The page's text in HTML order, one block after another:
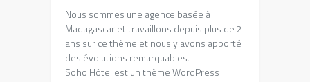
Nous sommes une agence basée à
Madagascar et travaillons depuis plus de 2
ans sur ce thème et nous y avons apporté
des évolutions remarquables.
Soho Hôtel est un thème WordPress